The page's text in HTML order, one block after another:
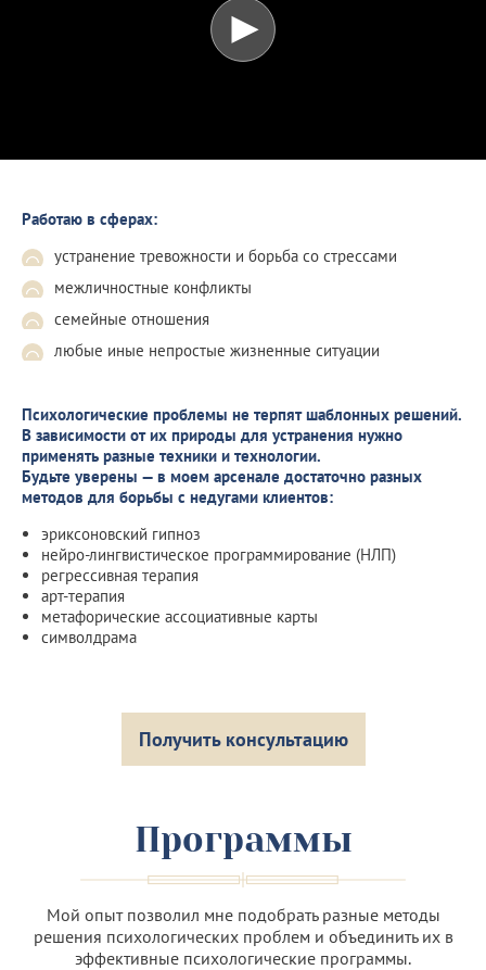
Работаю в сферах:
устранение тревожности и борьба со стрессами
межличностные конфликты
семейные отношения
любые иные непростые жизненные ситуации
Психологические проблемы не терпят шаблонных решений.
В зависимости от их природы для устранения нужно
применять разные техники и технологии.
Будьте уверены — в моем арсенале достаточно разных
методов для борьбы с недугами клиентов:
эриксоновский гипноз
нейро-лингвистическое программирование (НЛП)
регрессивная терапия
арт-терапия
метафорические ассоциативные карты
символдрама
Получить консультацию
Программы
Мой опыт позволил мне подобрать разные методы
решения психологических проблем и объединить их в
эффективные психологические программы.